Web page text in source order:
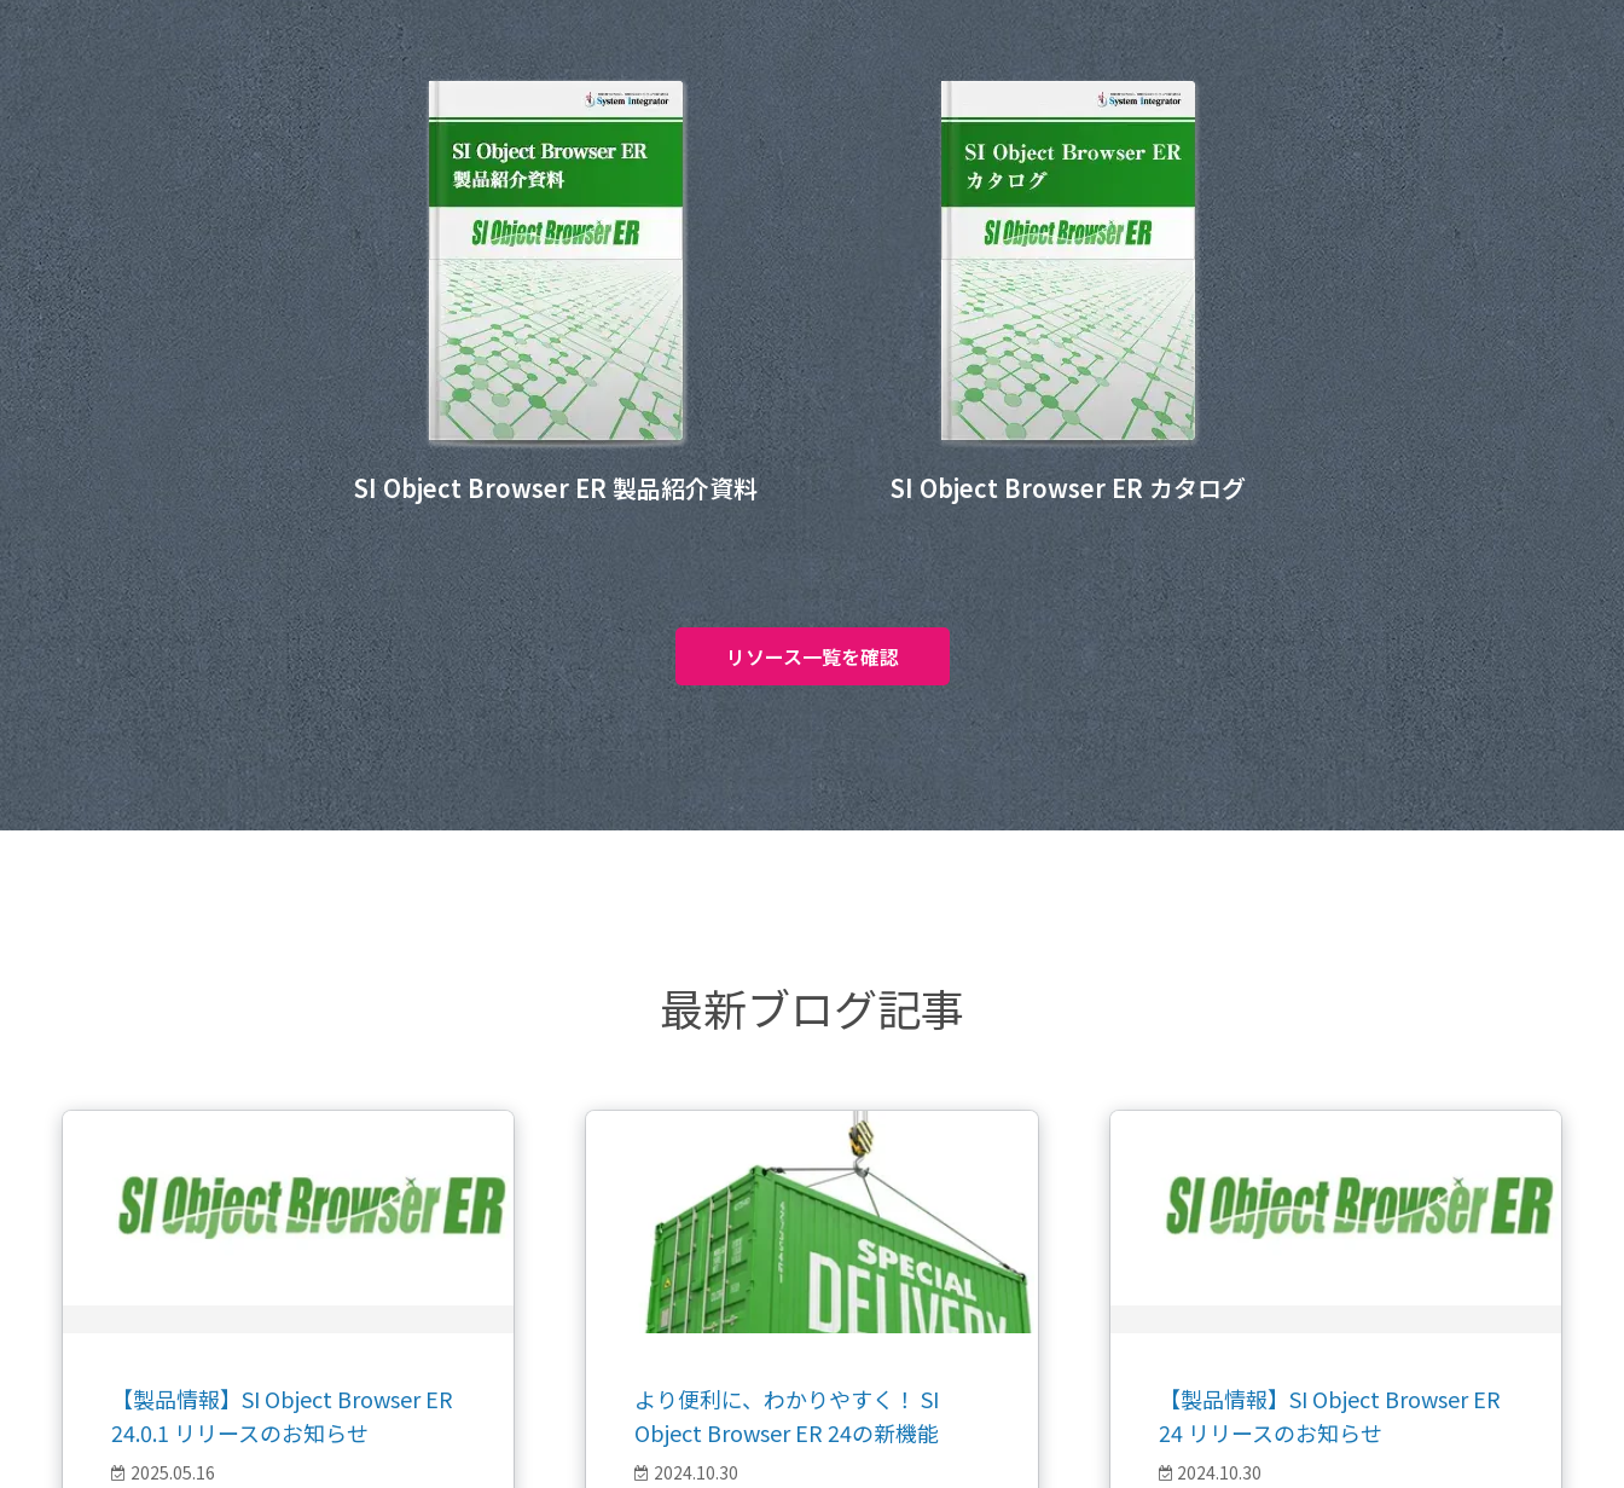
SI Object Browser ER 製品紹介資料 SI Object Browser ER カタログ
リソース一覧を確認
最新ブログ記事
【製品情報】SI Object Browser ER
24.0.1 リリースのお知らせ
2025.05.16
より便利に、わかりやすく！ SI
Object Browser ER 24の新機能
2024.10.30
【製品情報】SI Object Browser ER
24 リリースのお知らせ
2024.10.30